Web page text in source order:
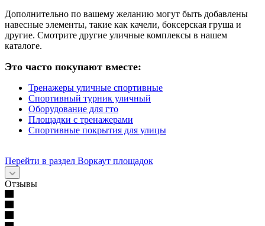
Дополнительно по вашему желанию могут быть добавлены
навесные элементы, такие как качели, боксерская груша и
другие. Смотрите другие уличные комплексы в нашем
каталоге.
Это часто покупают вместе:
Тренажеры уличные спортивные
Спортивный турник уличный
Оборудование для гто
Площадки с тренажерами
Спортивные покрытия для улицы
Перейти в раздел Воркаут площадок
Отзывы